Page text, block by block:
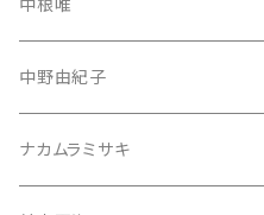
中根唯
中野由紀子
ナカムラミサキ